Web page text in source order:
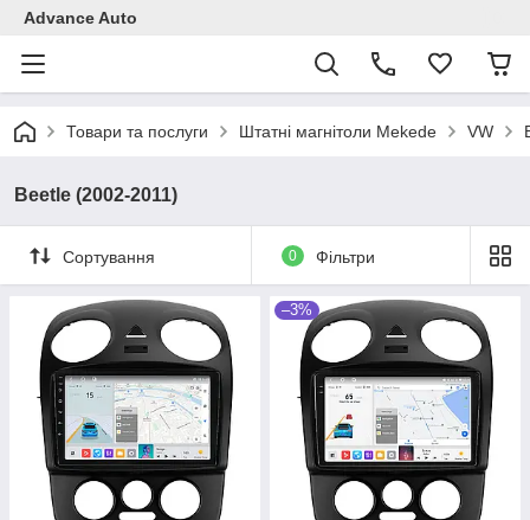
Advance Auto
Товари та послуги Штатні магнітоли Mekede VW
Beetle (2002-2011)
Сортування 0 Фільтри
–3%